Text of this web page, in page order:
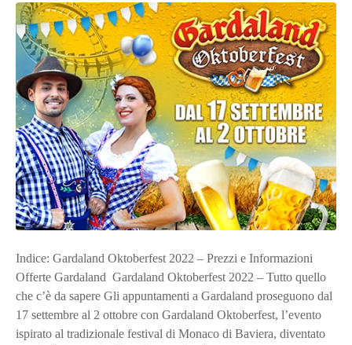
Indice: Gardaland Oktoberfest 2022 – Prezzi e Informazioni
Offerte Gardaland Gardaland Oktoberfest 2022 – Tutto quello
che c’è da sapere Gli appuntamenti a Gardaland proseguono dal
17 settembre al 2 ottobre con Gardaland Oktoberfest, l’evento
ispirato al tradizionale festival di Monaco di Baviera, diventato